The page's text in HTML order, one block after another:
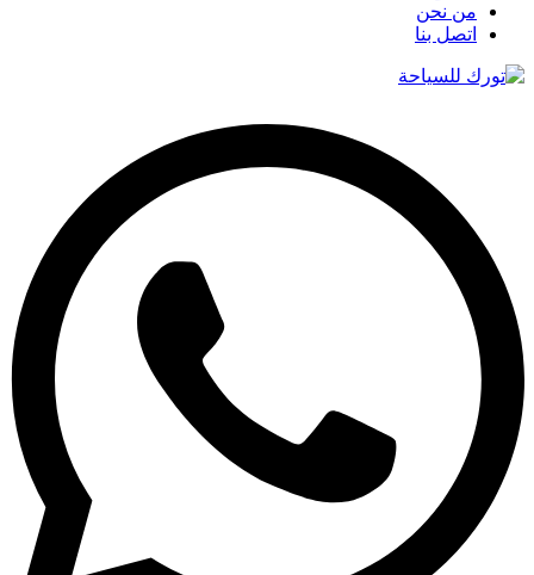
من نحن
اتصل بنا